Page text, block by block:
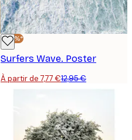
-40%*
Surfers Wave. Poster
À partir de 7,77 €12,95 €